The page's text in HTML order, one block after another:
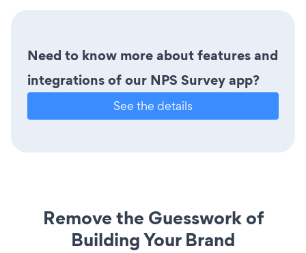
Need to know more about features and
integrations of our NPS Survey app?
See the details
Remove the Guesswork of
Building Your Brand